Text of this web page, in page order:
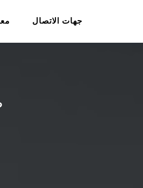
جهات الاتصال